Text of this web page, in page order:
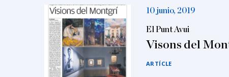
10 junio, 2019
El Punt Avui
Visons del
ARTÍCLE